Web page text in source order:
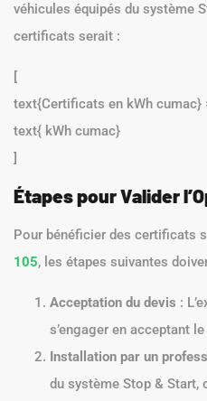
véhicules équipés du système
certificats serait :
[
text{Certificats en kWh
text{ kWh cumac}
]
Étapes pour Valider
Pour bénéficier des certificats
105, les étapes suivantes
Acceptation du devis :
s’engager en acceptant
Installation par un
du système Stop & Start,